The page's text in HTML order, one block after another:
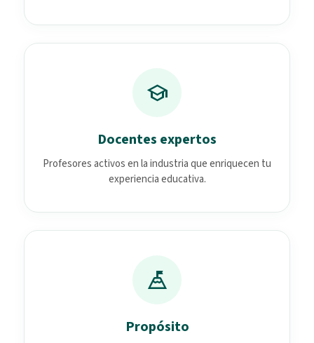
school
Docentes expertos
Profesores activos en la industria que enriquecen tu
experiencia educativa.
mountain_flag
Propósito